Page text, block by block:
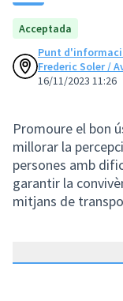
Acceptada
Punt
Frederic Soler /
16/11/2023 11:26
Promoure el bon
millorar la
persones amb
garantir la
mitjans de